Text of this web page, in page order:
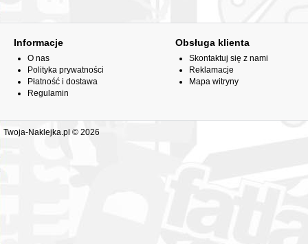
Informacje
O nas
Polityka prywatności
Płatność i dostawa
Regulamin
Obsługa klienta
Skontaktuj się z nami
Reklamacje
Mapa witryny
Twoja-Naklejka.pl © 2026